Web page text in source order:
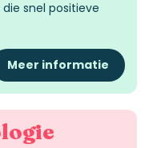
snel positieve
Meer informatie